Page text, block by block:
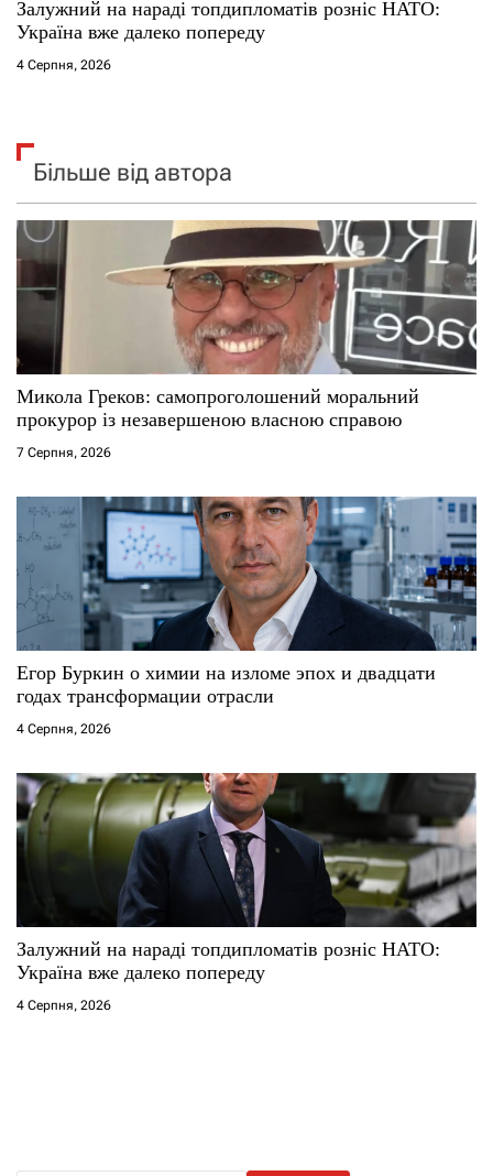
Залужний на нараді топдипломатів розніс НАТО:
Україна вже далеко попереду
4 Серпня, 2026
Більше від автора
Микола Греков: самопроголошений моральний
прокурор із незавершеною власною справою
7 Серпня, 2026
Егор Буркин о химии на изломе эпох и двадцати
годах трансформации отрасли
4 Серпня, 2026
Залужний на нараді топдипломатів розніс НАТО:
Україна вже далеко попереду
4 Серпня, 2026